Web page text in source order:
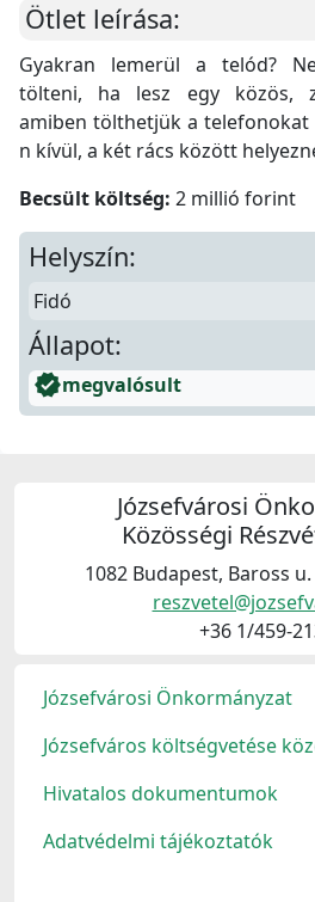
Ötlet leírása:
Gyakran lemerül a telód?
tölteni, ha lesz egy közös,
amiben tölthetjük a telefonokat
n kívül, a két rács között
Becsült költség: 2 millió forint
Helyszín:
Fidó
Állapot:
verifiedmegvalósult
Józsefvárosi
Közösségi
1082 Budapest, Baross
+36 1/459-
Józsefvárosi Önkormányzat
Józsefváros költségvetése
Hivatalos dokumentumok
Adatvédelmi tájékoztatók